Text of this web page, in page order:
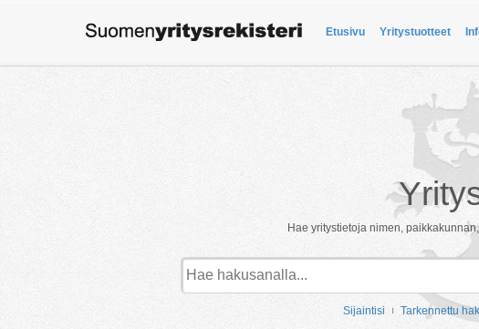
Etusivu Yritystuotteet
Hae yritystietoja nimen,
Sijaintisi Tarkennettu